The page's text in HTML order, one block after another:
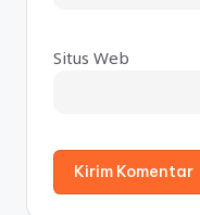
Situs Web
v